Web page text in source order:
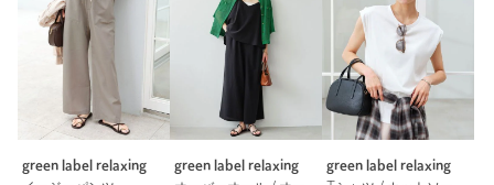
green label relaxing
green label relaxing
green label relaxing